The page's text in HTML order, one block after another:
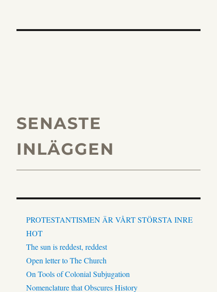
SENASTE
INLÄGGEN
PROTESTANTISMEN ÄR VÅRT STÖRSTA INRE
HOT
The sun is reddest, reddest
Open letter to The Church
On Tools of Colonial Subjugation
Nomenclature that Obscures History